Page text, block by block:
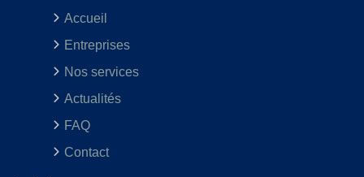
Accueil
Entreprises
Nos services
Actualités
FAQ
Contact